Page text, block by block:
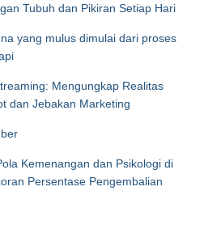
Tubuh dan Pikiran Setiap Hari
yang mulus dimulai dari proses
Mengungkap Realitas
dan Jebakan Marketing
Kemenangan dan Psikologi di
Persentase Pengembalian